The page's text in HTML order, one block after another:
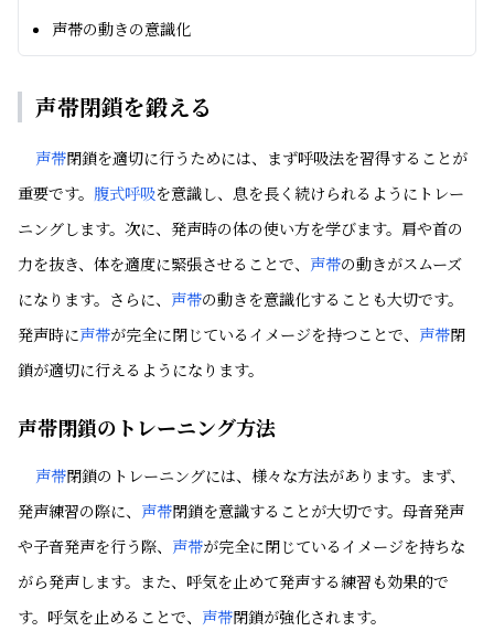
声帯の動きの意識化
声帯閉鎖を鍛える
声帯閉鎖を適切に行うためには、まず呼吸法を習得することが
重要です。 腹式呼吸を意識し、息を長く続けられるようにトレー
ニングします。次に、発声時の体の使い方を学びます。肩や首の
力を抜き、体を適度に緊張させることで、 声帯の動きがスムーズ
になります。さらに、 声帯の動きを意識化することも大切です。
発声時に声帯が完全に閉じているイメージを持つことで、 声帯閉
鎖が適切に行えるようになります。
声帯閉鎖のトレーニング方法
声帯閉鎖のトレーニングには、様々な方法があります。まず、
発声練習の際に、 声帯閉鎖を意識することが大切です。母音発声
や子音発声を行う際、 声帯が完全に閉じているイメージを持ちな
がら発声します。また、呼気を止めて発声する練習も効果的で
す。呼気を止めることで、 声帯閉鎖が強化されます。